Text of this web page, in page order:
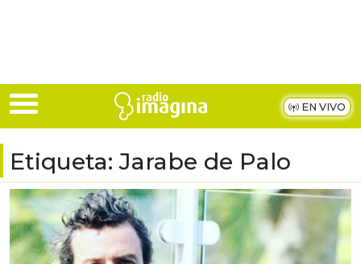
EN VIVO
Etiqueta:Jarabe de Palo